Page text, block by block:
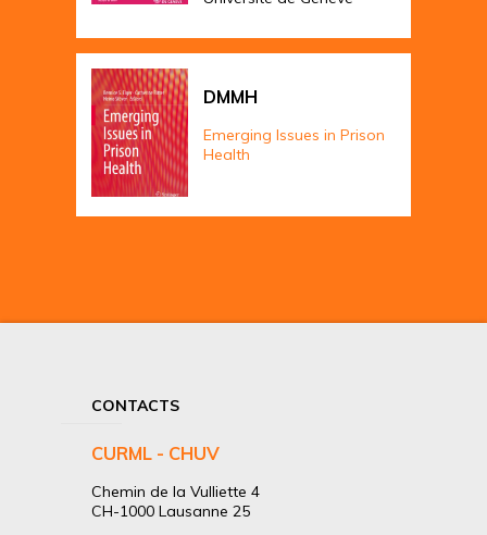
DMMH
Emerging Issues in Prison
Health
CONTACTS
CURML - CHUV
Chemin de la Vulliette 4
CH-1000 Lausanne 25